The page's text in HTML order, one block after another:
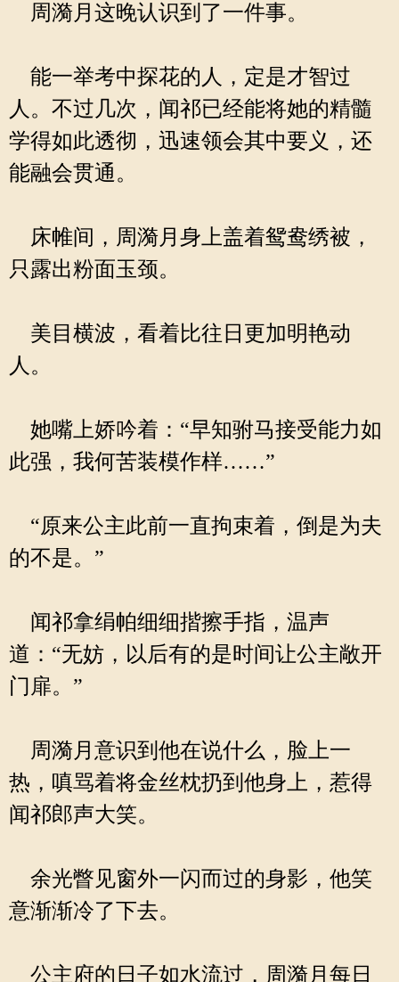
周漪月这晚认识到了一件事。
能一举考中探花的人，定是才智过
人。不过几次，闻祁已经能将她的精髓
学得如此透彻，迅速领会其中要义，还
能融会贯通。
床帷间，周漪月身上盖着鸳鸯绣被，
只露出粉面玉颈。
美目横波，看着比往日更加明艳动
人。
她嘴上娇吟着：“早知驸马接受能力如
此强，我何苦装模作样……”
“原来公主此前一直拘束着，倒是为夫
的不是。”
闻祁拿绢帕细细揩擦手指，温声
道：“无妨，以后有的是时间让公主敞开
门扉。”
周漪月意识到他在说什么，脸上一
热，嗔骂着将金丝枕扔到他身上，惹得
闻祁郎声大笑。
余光瞥见窗外一闪而过的身影，他笑
意渐渐冷了下去。
公主府的日子如水流过，周漪月每日